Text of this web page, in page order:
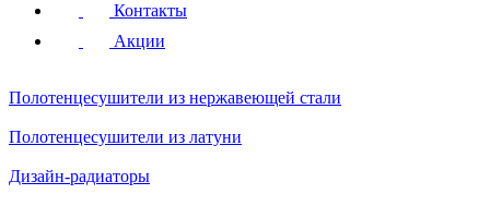
Контакты
Акции
Полотенцесушители из нержавеющей стали
Полотенцесушители из латуни
Дизайн-радиаторы